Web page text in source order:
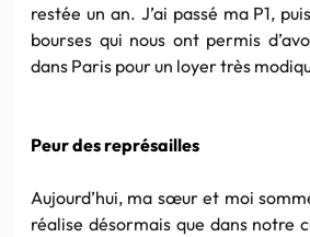
restée un an. J’ai passé ma P1,
bourses qui nous ont permis
dans Paris pour un loyer très
Peur des représailles
Aujourd’hui, ma sœur et moi
réalise désormais que dans notre